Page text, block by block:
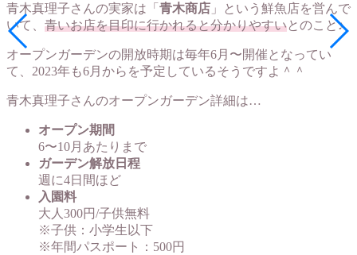
青木真理子さんの実家は「 青木商店 」という鮮魚店を営んで
いて、 青いお店を目印に行かれると分かりやすいとのこと♪
オープンガーデンの開放時期は毎年6月〜開催となってい
て、2023年も6月からを予定しているそうですよ＾＾
青木真理子さんのオープンガーデン詳細は…
オープン期間
6〜10月あたりまで
ガーデン解放日程
週に4日間ほど
入園料
大人300円/子供無料
※子供：小学生以下
※年間パスポート：500円